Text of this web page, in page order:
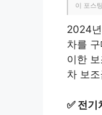
이 포스
2024
차를
이한
차 보
✅ 전기